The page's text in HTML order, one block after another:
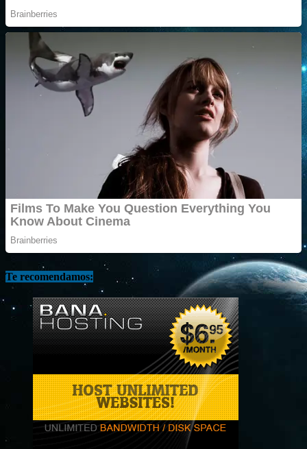
Te recomendamos: